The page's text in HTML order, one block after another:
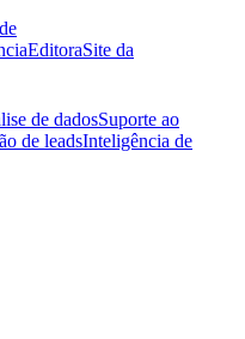
EditoraSite da
de dadosSuporte ao
de leadsInteligência de